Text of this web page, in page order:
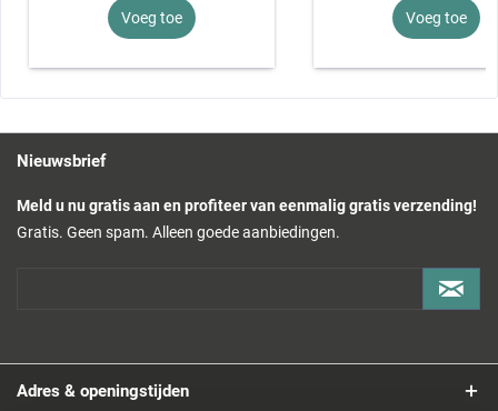
Voeg toe Voeg toe
Nieuwsbrief
Meld u nu gratis aan en profiteer van eenmalig gratis verzending!
Gratis. Geen spam. Alleen goede aanbiedingen.
Adres & openingstijden